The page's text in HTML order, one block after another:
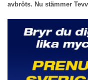
avbröts. Nu stämmer